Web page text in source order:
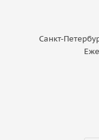
Санкт-